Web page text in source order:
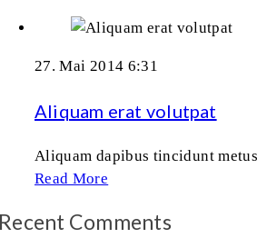
27. Mai 2014 6:31
Aliquam erat volutpat
Aliquam dapibus tincidunt
Read More
Comments